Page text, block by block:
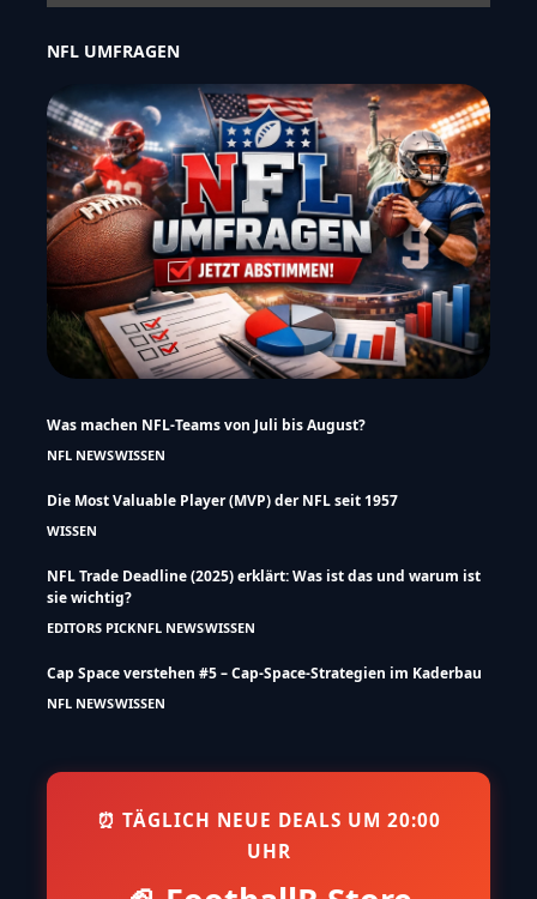
NFL UMFRAGEN
Was machen NFL-Teams von Juli bis August?
NFL NEWSWISSEN
Die Most Valuable Player (MVP) der NFL seit 1957
WISSEN
NFL Trade Deadline (2025) erklärt: Was ist das und warum ist
sie wichtig?
EDITORS PICKNFL NEWSWISSEN
Cap Space verstehen #5 – Cap-Space-Strategien im Kaderbau
NFL NEWSWISSEN
⏰ TÄGLICH NEUE DEALS UM 20:00
UHR